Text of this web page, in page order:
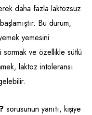
daha fazla laktozsuz
Bu durum,
yemesini
sormak ve özellikle sütlü
laktoz intoleransı
sorusunun yanıtı, kişiye